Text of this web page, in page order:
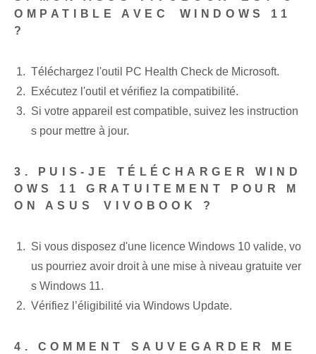
OMPATIBLE AVEC⁤ WINDOWS 11
?
Téléchargez l'outil PC Health Check ⁢de Microsoft.
Exécutez l'outil⁣ et⁣ vérifiez la compatibilité.
Si votre appareil est compatible, suivez les instruction
s ⁢pour mettre à jour.
3. PUIS-JE TÉLÉCHARGER WIND
OWS 11 GRATUITEMENT POUR M
ON ASUS⁣ VIVOBOOK ?
Si vous disposez d'une licence ‌Windows 10‌ valide, vo
us pourriez avoir droit à une mise à niveau gratuite ver
s Windows 11.
Vérifiez l’éligibilité via Windows Update.
4. COMMENT SAUVEGARDER ME